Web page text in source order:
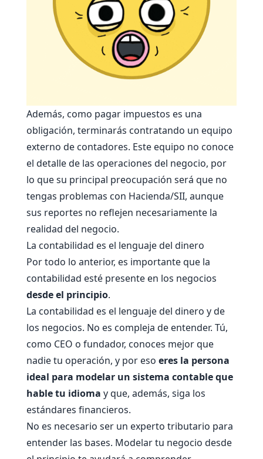
Además, como pagar impuestos es una
obligación, terminarás contratando un equipo
externo de contadores. Este equipo no conoce
el detalle de las operaciones del negocio, por
lo que su principal preocupación será que no
tengas problemas con Hacienda/SII, aunque
sus reportes no reflejen necesariamente la
realidad del negocio.
La contabilidad es el lenguaje del dinero
Por todo lo anterior, es importante que la
contabilidad esté presente en los negocios
desde el principio.
La contabilidad es el lenguaje del dinero y de
los negocios. No es compleja de entender. Tú,
como CEO o fundador, conoces mejor que
nadie tu operación, y por eso eres la persona
ideal para modelar un sistema contable que
hable tu idioma y que, además, siga los
estándares financieros.
No es necesario ser un experto tributario para
entender las bases. Modelar tu negocio desde